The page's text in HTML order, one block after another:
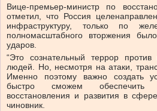
Вице-премьер-министр по
отметил, что Россия
инфраструктуру, только по
полномасштабного вторжения
ударов.
“Это сознательный террор против
людей. Но, несмотря на атаки,
Именно поэтому важно создать
быстро сможем обеспечить
восстановления и развития в
чиновник.